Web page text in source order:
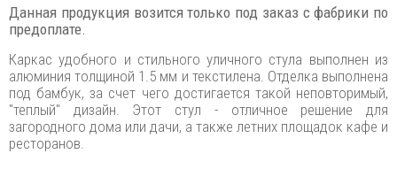
Данная продукция возится только под заказ с фабрики по
предоплате.
Каркас удобного и стильного уличного стула выполнен из
алюминия толщиной 1.5 мм и текстилена. Отделка выполнена
под бамбук, за счет чего достигается такой неповторимый,
"теплый" дизайн. Этот стул - отличное решение для
загородного дома или дачи, а также летних площадок кафе и
ресторанов.